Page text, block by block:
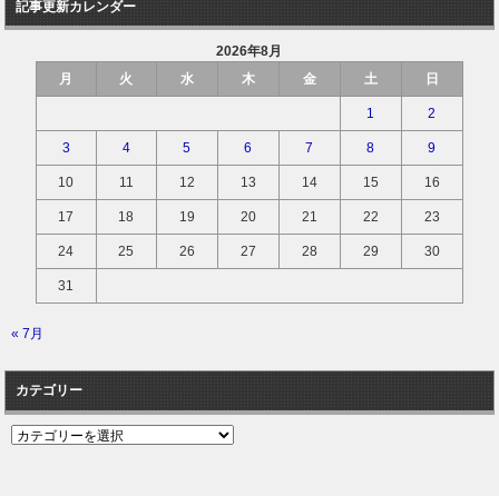
記事更新カレンダー
2026年8月
月
火 水 木 金 土 日
1 2
3 4 5 6 7 8 9
10 11 12 13 14 15 16
17 18 19 20 21 22 23
24 25 26 27 28 29 30
31
« 7月
カテゴリー
カ